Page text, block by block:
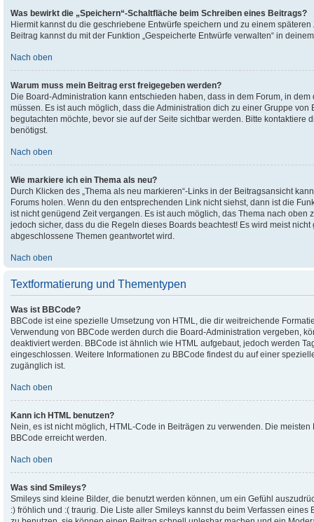
Was bewirkt die „Speichern“-Schaltfläche beim Schreiben eines Beitrags?
Hiermit kannst du die geschriebene Entwürfe speichern und zu einem
Beitrag kannst du mit der Funktion „Gespeicherte Entwürfe verwalten“ in
Nach oben
Warum muss mein Beitrag erst freigegeben werden?
Die Board-Administration kann entschieden haben, dass in dem Forum, in
müssen. Es ist auch möglich, dass die Administration dich zu einer Gruppe
begutachten möchte, bevor sie auf der Seite sichtbar werden. Bitte
benötigst.
Nach oben
Wie markiere ich ein Thema als neu?
Durch Klicken des „Thema als neu markieren“-Links in der Beitragsansicht
Forums holen. Wenn du den entsprechenden Link nicht siehst, dann ist die
ist nicht genügend Zeit vergangen. Es ist auch möglich, das Thema nach
jedoch sicher, dass du die Regeln dieses Boards beachtest! Es wird meist
abgeschlossene Themen geantwortet wird.
Nach oben
Textformatierung und Thementypen
Was ist BBCode?
BBCode ist eine spezielle Umsetzung von HTML, die dir weitreichende
Verwendung von BBCode werden durch die Board-Administration vergeben,
deaktiviert werden. BBCode ist ähnlich wie HTML aufgebaut, jedoch werden
eingeschlossen. Weitere Informationen zu BBCode findest du auf einer
zugänglich ist.
Nach oben
Kann ich HTML benutzen?
Nein, es ist nicht möglich, HTML-Code in Beiträgen zu verwenden. Die
BBCode erreicht werden.
Nach oben
Was sind Smileys?
Smileys sind kleine Bilder, die benutzt werden können, um ein Gefühl
:) fröhlich und :( traurig. Die Liste aller Smileys kannst du beim Verfassen